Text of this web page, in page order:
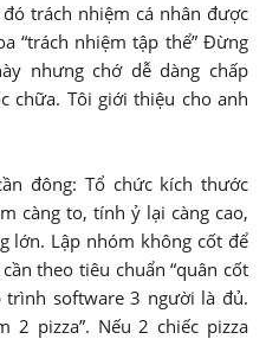
trách nhiệm cá nhân được
“trách nhiệm tập thể” Đừng
nhưng chớ dễ dàng chấp
chữa. Tôi giới thiệu cho anh
đông: Tổ chức kích thước
càng to, tính ỷ lại càng cao,
lớn. Lập nhóm không cốt để
theo tiêu chuẩn “quân cốt
trình software 3 người là đủ.
2 pizza”. Nếu 2 chiếc pizza